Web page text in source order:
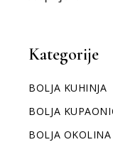
Kategorije
BOLJA KUHINJA
BOLJA
BOLJA OKOLINA